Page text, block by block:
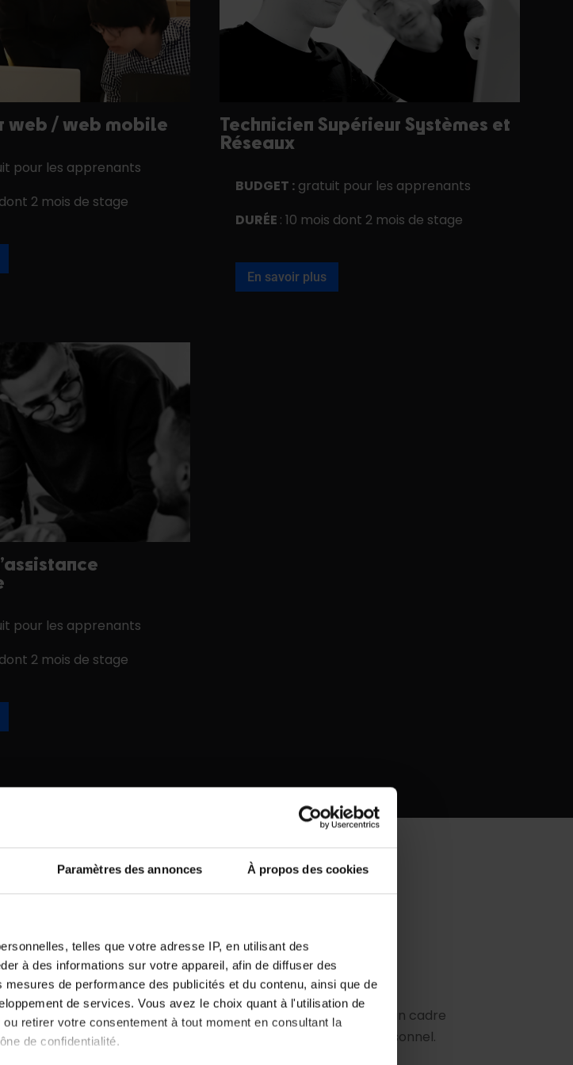
Paramètres des annonces À propos des cookies
telles que votre adresse IP, en utilisant des
à des informations sur votre appareil, afin de diffuser des
de performance des publicités et du contenu, ainsi que de
de services. Vous avez le choix quant à l'utilisation de
retirer votre consentement à tout moment en consultant la
de confidentialité.
web / web mobile
pour les apprenants
2 mois de stage
Technicien Supérieur Systèmes et
Réseaux
BUDGET :gratuit pour les apprenants
DURÉE : 10 mois dont 2 mois de stage
En savoir plus
pour les apprenants
2 mois de stage
Toulon, un cadre dynamique et inspirant
Étudier à Toulon, c’est profiter d’unenvironnement
méditerranéen unique, avec la mer à proximité et un cadre
propice à l’apprentissage et à l’épanouissement personnel.